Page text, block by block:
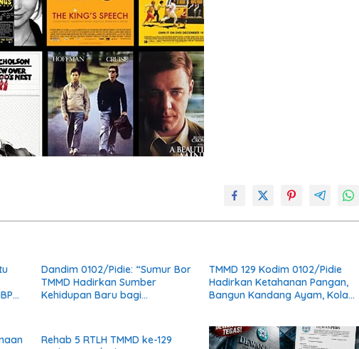
Dandim 0102/Pidie: “Sumur Bor
TMMD Hadirkan Sumber
Kehidupan Baru bagi
TMMD 129 Kodim 0102/Pidie
Hadirkan Ketahanan Pangan,
Bangun Kandang Ayam, Kolam
Rehab 5 RTLH TMMD ke-129